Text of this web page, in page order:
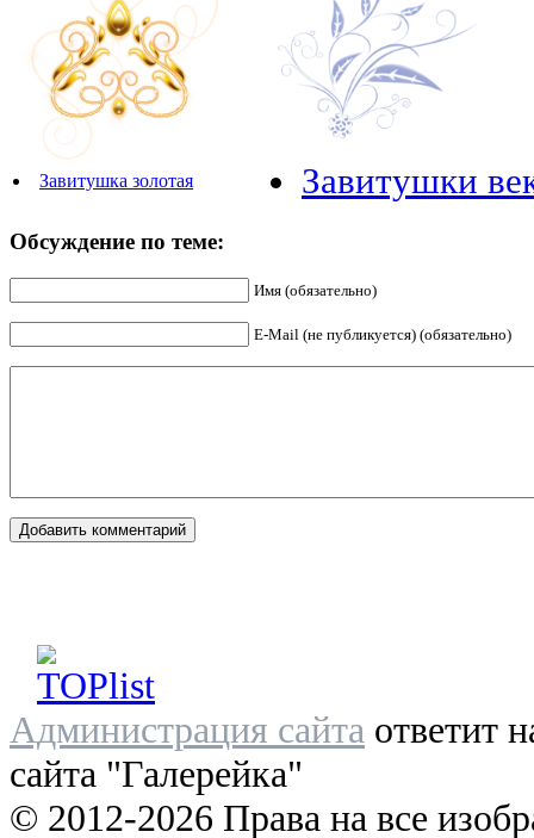
Завитушка золотая Завитушки
Обсуждение по теме:
Имя (обязательно)
E-Mail (не публикуется) (обязательно)
Администрация сайта ответит
сайта "Галерейка"
© 2012-2026 Права на все